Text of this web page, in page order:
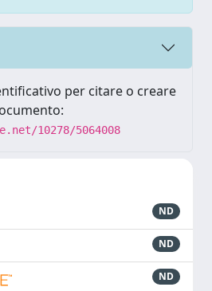
per citare o creare
10278/5064008
ND
ND
ND